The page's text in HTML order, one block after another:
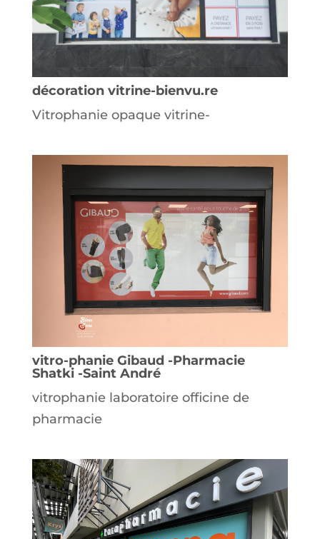
décoration vitrine-bienvu.re
Vitrophanie opaque vitrine-
vitro-phanie Gibaud -Pharmacie
Shatki -Saint André
vitrophanie laboratoire officine de
pharmacie